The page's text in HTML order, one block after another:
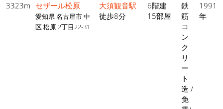
3323m セザール松原
愛知県 名古屋市 中
区 松原 2丁目22-31
大須観音駅
徒歩8分
6階建
15部屋
鉄
筋
コ
ン
ク
リ
ー
ト
造 /
免
1991
年